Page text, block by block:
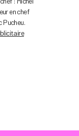
en chef
Pucheu.